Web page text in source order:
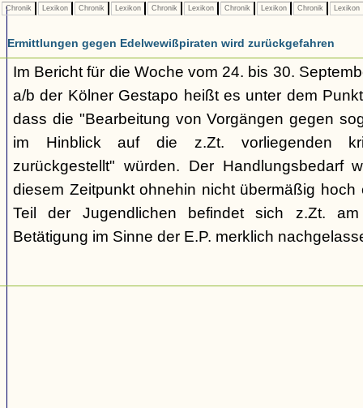
Chronik Lexikon Chronik Lexikon Chronik Lexikon Chronik Lexikon Chronik Lexikon
Ermittlungen gegen Edelwewißpiraten wird zurückgefahren
Im Bericht für die Woche vom 24. bis 30.
a/b der Kölner Gestapo heißt es unter dem
dass die "Bearbeitung von Vorgängen gegen
im Hinblick auf die z.Zt. vorliegenden
zurückgestellt" würden. Der Handlungsbedarf
diesem Zeitpunkt ohnehin nicht übermäßig hoch
Teil der Jugendlichen befindet sich z.Zt.
Betätigung im Sinne der E.P. merklich